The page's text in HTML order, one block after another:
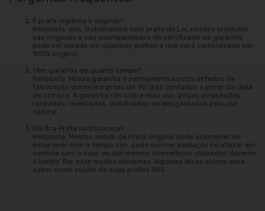
É prata legitima e original?
Resposta: sim, trabalhamos com prata de Lei, nossos produtos
são originais e são acompanhados do certificado de garantia,
pode ser levado em qualquer joalheira que será comprovado ser
100% original.
Têm garantia de quanto tempo?
Resposta: Nossa garantia é permanente contra defeitos de
fabricação durante o prazo de 90 dias contados a partir da data
de compra. A garantia não cobre mau uso, peças amassadas,
raspadas, quebradas, danificadas ou desgastadas pelo uso
natural.
Ela fica Preta ou Escurece?
Resposta: Mesmo sendo de Prata Original pode acontecer de
escurecer com o tempo sim, pode ocorrer oxidação se utilizar em
contato com o suor, ou até mesmo cosméticos utilizados durante
o banho. Por este motivo deixamos algumas dicas acima, para
saber como cuidar de suas pratas 925.